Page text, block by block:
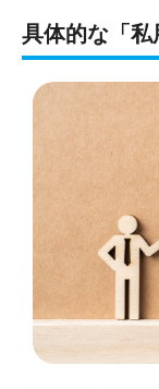
具体的な「私